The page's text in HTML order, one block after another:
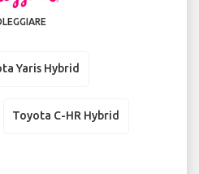
Yaris Hybrid
Toyota C-HR Hybrid